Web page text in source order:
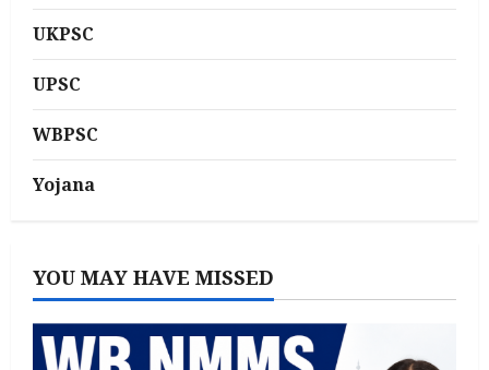
UKPSC
UPSC
WBPSC
Yojana
YOU MAY HAVE MISSED